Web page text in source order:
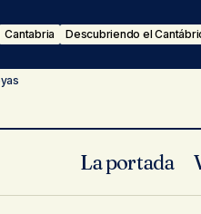
Cantabria Descubriendo el
La portada